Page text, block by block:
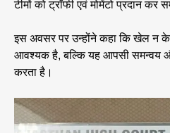
टीमों को ट्रॉफी एवं मोमेंटो प्रदान कर
इस अवसर पर उन्होंने कहा कि खेल न
आवश्यक है, बल्कि यह आपसी समन्वय
करता है।